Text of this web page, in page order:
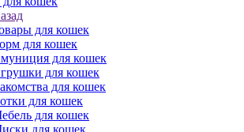
для кошек
для кошек
для кошек
для кошек
для кошек
для кошек
для кошек
для кошек